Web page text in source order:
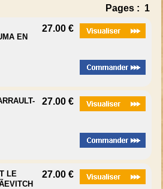
Pages : 1
EN
27.00 €
27.00 €
LE
27.00 €